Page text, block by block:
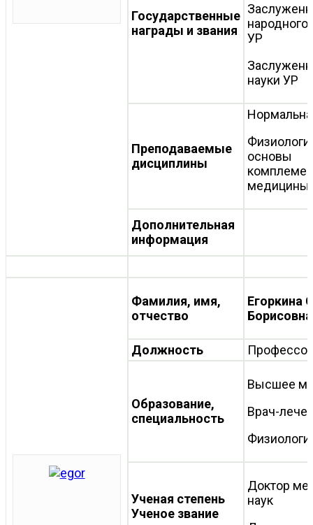
Государственные
награды и звания
народного
УР
науки УР
Преподаваемые
дисциплины
основы
медицины
Дополнительная
информация
Фамилия, имя,
отчество
Егоркина
Борисовна
Должность
Образование,
специальность
Высшее
Врач-
Ученая степень
Ученое звание
Доктор
наук